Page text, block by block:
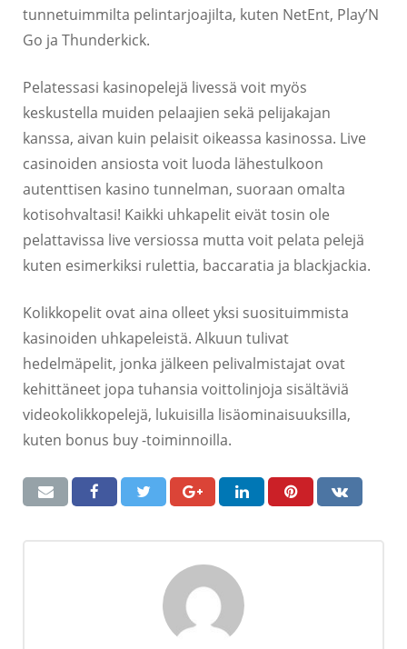
tunnetuimmilta pelintarjoajilta, kuten NetEnt, Play’N
Go ja Thunderkick.
Pelatessasi kasinopelejä livessä voit myös
keskustella muiden pelaajien sekä pelijakajan
kanssa, aivan kuin pelaisit oikeassa kasinossa. Live
casinoiden ansiosta voit luoda lähestulkoon
autenttisen kasino tunnelman, suoraan omalta
kotisohvaltasi! Kaikki uhkapelit eivät tosin ole
pelattavissa live versiossa mutta voit pelata pelejä
kuten esimerkiksi rulettia, baccaratia ja blackjackia.
Kolikkopelit ovat aina olleet yksi suosituimmista
kasinoiden uhkapeleistä. Alkuun tulivat
hedelmäpelit, jonka jälkeen pelivalmistajat ovat
kehittäneet jopa tuhansia voittolinjoja sisältäviä
videokolikkopelejä, lukuisilla lisäominaisuuksilla,
kuten bonus buy -toiminnoilla.